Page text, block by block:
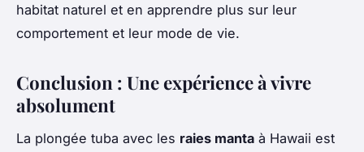
habitat naturel et en apprendre plus sur leur
comportement et leur mode de vie.
Conclusion : Une expérience à vivre
absolument
La plongée tuba avec les raies manta à Hawaii est